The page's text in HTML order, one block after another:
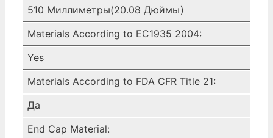
510 Миллиметры(20.08 Дюймы)
Materials According to EC1935 2004:
Yes
Materials According to FDA CFR Title 21:
Да
End Cap Material: